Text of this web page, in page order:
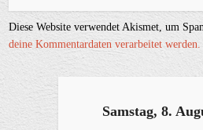
Diese Website verwendet Akismet, um
deine Kommentardaten verarbeitet werden.
Samstag, 8.